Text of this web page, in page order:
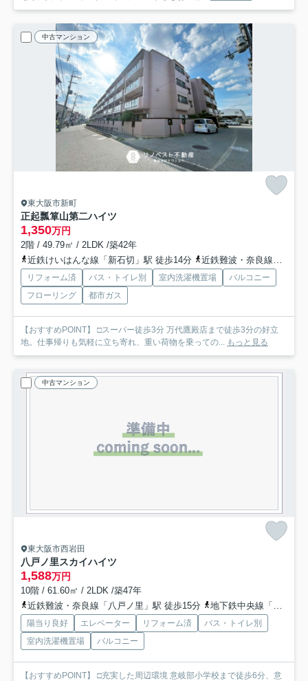
中古マンション
東大阪市新町
正起瓢箪山第二ハイツ
1,350万円
2階 / 49.79㎡ / 2LDK /築42年
近鉄けいはんな線「新石切」駅 徒歩14分
近鉄難波・奈良線「枚岡」駅 徒歩14分
リフォーム済 バス・トイレ別 室内洗濯機置場
バルコニー
フローリング
都市ガス
【おすすめPOINT】 □スーパー徒歩3分 万代鷹殿店まで徒歩3分の好立
地。仕事帰りも気軽に立ち寄れ、重い荷物を乗っての... もっと見る
中古マンション
東大阪市西岩田
八戸ノ里スカイハイツ
1,588万円
10階 / 61.60㎡ / 2LDK /築47年
近鉄難波・奈良線「八戸ノ里」駅 徒歩15分
地下鉄中央線「長田」駅 徒歩15分
陽当り良好 エレベーター リフォーム済
バス・トイレ別
室内洗濯機置場
バルコニー
【おすすめPOINT】 □充実した周辺環境 意岐部小学校まで徒歩6分、意